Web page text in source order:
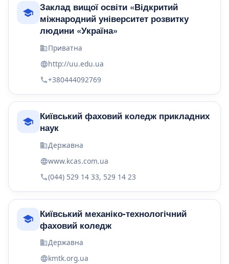
Заклад вищої освіти «Відкритий
міжнародний університет розвитку
людини «Україна»
Приватна
http://uu.edu.ua
+380444092769
Київський фаховий коледж прикладних
наук
Державна
www.kcas.com.ua
(044) 529 14 33, 529 14 23
Київський механіко-технологічний
фаховий коледж
Державна
kmtk.org.ua